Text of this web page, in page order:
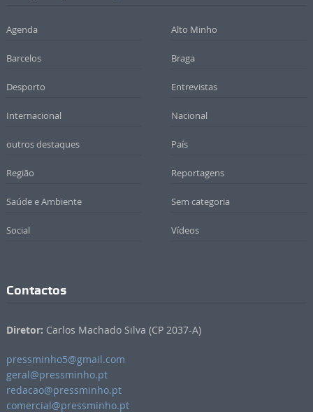
Agenda Alto Minho
Barcelos Braga
Desporto Entrevistas
Internacional Nacional
outros destaques País
Região Reportagens
Saúde e Ambiente Sem categoria
Social Vídeos
Contactos
Diretor: Carlos Machado Silva (CP 2037-A)
pressminho5@gmail.com
geral@pressminho.pt
redacao@pressminho.pt
comercial@pressminho.pt